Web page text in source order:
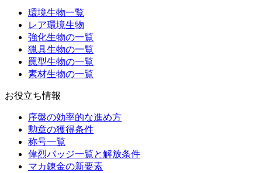
環境生物一覧
レア環境生物
強化生物の一覧
猟具生物の一覧
罠型生物の一覧
素材生物の一覧
お役立ち情報
序盤の効率的な進め方
勲章の獲得条件
称号一覧
偉烈バッジ一覧と解放条件
マカ錬金の新要素